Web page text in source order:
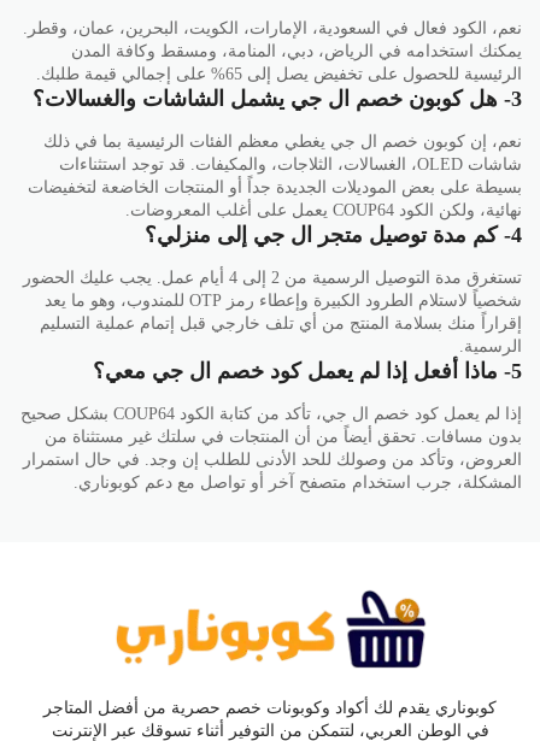
نعم، الكود فعال في السعودية، الإمارات، الكويت، البحرين، عمان، وقطر.
يمكنك استخدامه في الرياض، دبي، المنامة، ومسقط وكافة المدن
الرئيسية للحصول على تخفيض يصل إلى 65% على إجمالي قيمة طلبك.
3- هل كوبون خصم ال جي يشمل الشاشات والغسالات؟
نعم، إن كوبون خصم ال جي يغطي معظم الفئات الرئيسية بما في ذلك
شاشات OLED، الغسالات، الثلاجات، والمكيفات. قد توجد استثناءات
بسيطة على بعض الموديلات الجديدة جداً أو المنتجات الخاضعة لتخفيضات
نهائية، ولكن الكود COUP64 يعمل على أغلب المعروضات.
4- كم مدة توصيل متجر ال جي إلى منزلي؟
تستغرق مدة التوصيل الرسمية من 2 إلى 4 أيام عمل. يجب عليك الحضور
شخصياً لاستلام الطرود الكبيرة وإعطاء رمز OTP للمندوب، وهو ما يعد
إقراراً منك بسلامة المنتج من أي تلف خارجي قبل إتمام عملية التسليم
الرسمية.
5- ماذا أفعل إذا لم يعمل كود خصم ال جي معي؟
إذا لم يعمل كود خصم ال جي، تأكد من كتابة الكود COUP64 بشكل صحيح
بدون مسافات. تحقق أيضاً من أن المنتجات في سلتك غير مستثناة من
العروض، وتأكد من وصولك للحد الأدنى للطلب إن وجد. في حال استمرار
المشكلة، جرب استخدام متصفح آخر أو تواصل مع دعم كوبوناري.
كوبوناري يقدم لك أكواد وكوبونات خصم حصرية من أفضل المتاجر
في الوطن العربي، لتتمكن من التوفير أثناء تسوقك عبر الإنترنت